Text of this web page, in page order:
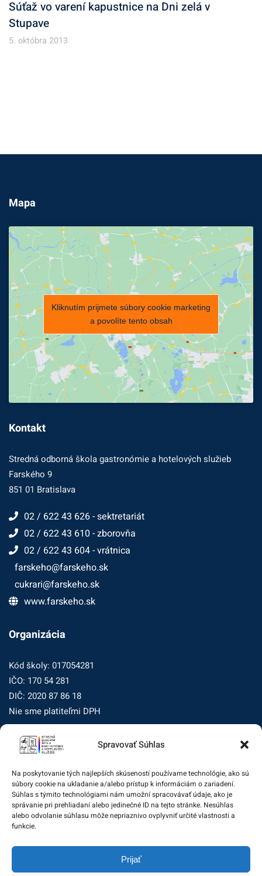
Spravovať Súhlas
Na poskytovanie tých najlepších skúseností používame technológie, ako sú
súbory cookie na ukladanie a/alebo prístup k informáciám o zariadení.
Súhlas s týmito technológiami nám umožní spracovávať údaje, ako je
správanie pri prehliadaní alebo jedinečné ID na tejto stránke. Nesúhlas
alebo odvolanie súhlasu môže nepriaznivo ovplyvniť určité vlastnosti a
funkcie.
Prijať
Súťaž vo varení kapustnice na Dni zelá v
Stupave
5. októbra 2013
Mapa
Kliknutím prijmete súbory cookie marketing
a povolíte tento obsah
Kontakt
Stredná odborná škola gastronómie a hotelových služieb
Farského 9
851 01 Bratislava
02 / 622 43 626 - sektretariát
02 / 622 43 610 - zborovňa
02 / 622 43 604 - vrátnica
farskeho@farskeho.sk
cukrari@farskeho.sk
www.farskeho.sk
Organizácia
Kód školy: 017054281
IČO: 170 54 281
DIČ: 2020 87 86 18
Nie sme platiteľmi DPH
Zásady ochrany osobných údajov
Dohľad nad ochranou osobných údajov
Žiadosť dotknutej osoby na uplatnenie jej práv
Zodpovedná osoba za ochranu osobných údajov:
zo@eurotrading.sk